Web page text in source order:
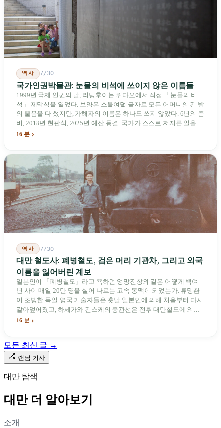
비행기를 만들어 온 한 회사가 오하이오주에 두 번째 공장을 건설할
계획을 세우고 있다.
역사 7/30
국가인권박물관: 눈물의 비석에 쓰이지 않은 이름들
1999년 국제 인권의 날, 리덩후이는 뤼다오에서 직접 「눈물의 비
석」 제막식을 열었다. 보양은 스물여덟 글자로 모든 어머니의 긴 밤
의 울음을 다 썼지만, 가해자의 이름은 하나도 쓰지 않았다. 6년의 준
비, 2018년 현판식, 2025년 예산 동결. 국가가 스스로 저지른 일을 기
념하기 위해 스스로 세운 박물관. 계엄 해제 39년 동안 사법 재판을
16 분
역사 7/30
대만 철도사: 폐병철도, 검은 머리 기관차, 그리고 외국
이름을 잃어버린 계보
일본인이 「폐병철도」라고 욕하던 엉망진창의 길은 어떻게 백여
년 사이 매일 20만 명을 실어 나르는 고속 동맥이 되었는가. 류밍촨
이 초빙한 독일·영국 기술자들은 훗날 일본인에 의해 처음부터 다시
갈아엎어졌고, 하세가와 긴스케의 종관선은 전후 대만철도에 의해
이름과 번호가 바뀌었다. 세대마다 앞선 세대의 기록을 주석으로 밀
다. 마침내 푸유마·타로코 세대에 이르러서야 원주민 지명이 다시 철
로 위에 깔렸다.
16 분
모든 최신 글 →
랜덤 기사
대만 탐색
대만 더 알아보기
소개